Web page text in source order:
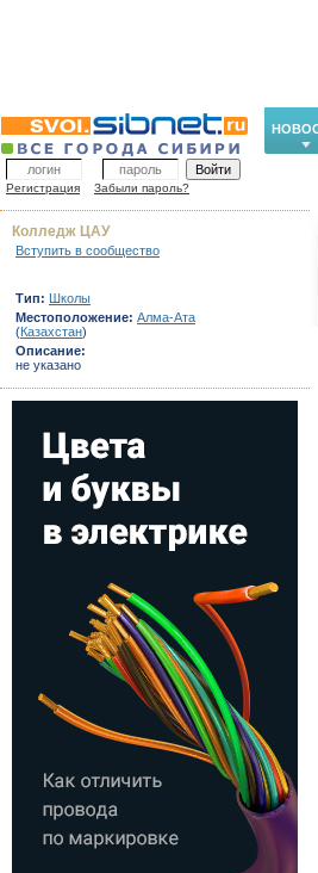
Регистрация Забыли пароль?
Колледж ЦАУ
Вступить в сообщество
Тип: Школы
Местоположение: Алма-Ата
(Казахстан)
Описание:
не указано